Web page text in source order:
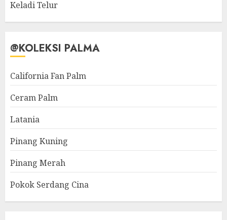
Keladi Telur
@KOLEKSI PALMA
California Fan Palm
Ceram Palm
Latania
Pinang Kuning
Pinang Merah
Pokok Serdang Cina